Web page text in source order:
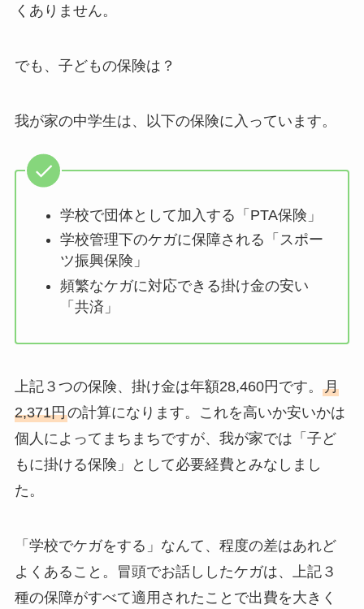
くありません。
でも、子どもの保険は？
我が家の中学生は、以下の保険に入っています。
学校で団体として加入する「PTA保険」
学校管理下のケガに保障される「スポー
ツ振興保険」
頻繁なケガに対応できる掛け金の安い
「共済」
上記３つの保険、掛け金は年額28,460円です。 月
2,371円の計算になります。これを高いか安いかは
個人によってまちまちですが、我が家では「子ど
もに掛ける保険」として必要経費とみなしまし
た。
「学校でケガをする」なんて、程度の差はあれど
よくあること。冒頭でお話ししたケガは、上記３
種の保障がすべて適用されたことで出費を大きく